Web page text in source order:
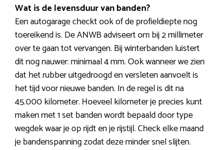
Wat is de levensduur van banden?
Een autogarage checkt ook of de profieldiepte nog
toereikend is. De ANWB adviseert om bij 2 millimeter
over te gaan tot vervangen. Bij winterbanden luistert
dit nog nauwer: minimaal 4 mm. Ook wanneer we zien
dat het rubber uitgedroogd en versleten aanvoelt is
het tijd voor nieuwe banden. In de regel is dit na
45.000 kilometer. Hoeveel kilometer je precies kunt
maken met 1 set banden wordt bepaald door type
wegdek waar je op rijdt en je rijstijl. Check elke maand
je bandenspanning zodat deze minder snel slijten.